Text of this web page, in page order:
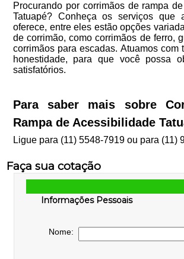
Procurando por corrimãos de rampa
Tatuapé? Conheça os serviços que
oferece, entre eles estão opções
de corrimão, como corrimãos de ferro,
corrimãos para escadas. Atuamos com
honestidade, para que você possa
satisfatórios.
Para saber mais sobre
Rampa de Acessibilidade
Ligue para (11) 5548-7919ou para (11)
Faça sua cotação
Informações Pessoais
Nome: